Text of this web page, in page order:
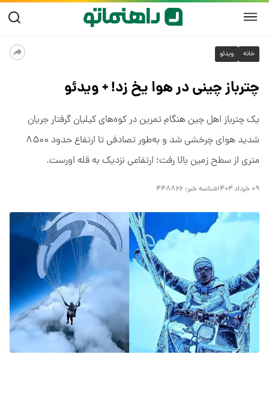
خانه ویدئو
چترباز چینی در هوا یخ زد! + ویدئو
یک چترباز اهل چین هنگام تمرین در کوه‌های کیلیان گرفتار جریان
شدید هوای چرخشی شد و به‌طور تصادفی تا ارتفاع حدود ۸۵۰۰
متری از سطح زمین بالا رفت؛ ارتفاعی نزدیک به قله اورست.
۰۹ خرداد ۱۴۰۴ شناسه خبر: ۴۴۸۸۶۶